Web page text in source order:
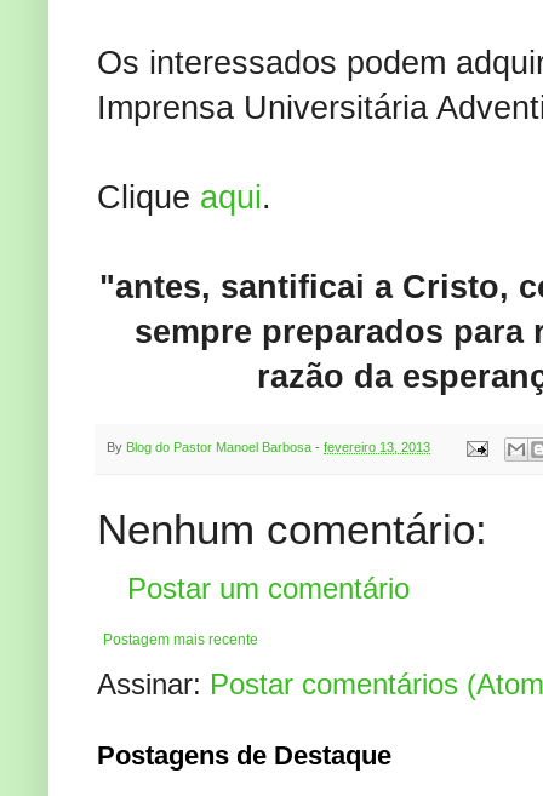
Os interessados podem
Imprensa Universitária
Clique aqui.
"antes, santificai a Cristo,
sempre preparados
razão da
By Blog do Pastor Manoel Barbosa - fevereiro 13, 2013
Nenhum comentário:
Postar um comentário
Postagem mais recente
Assinar: Postar comentários
Postagens de Destaque